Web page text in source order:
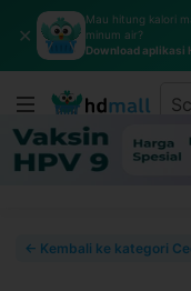
✕
Mau hitung kalori
minum air?
Download aplikasi
← Kembali ke kategori